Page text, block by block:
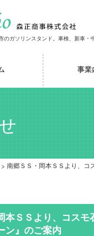
のガソリンスタンド。車検、新車
事業
南郷ＳＳ・岡本ＳＳより、コ
本ＳＳより、コス
ン』のご案内